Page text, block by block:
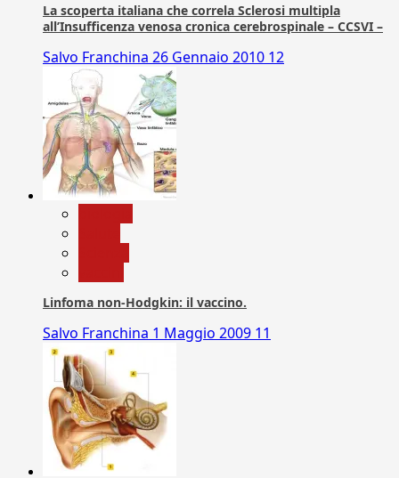
La scoperta italiana che correla Sclerosi multipla
all’Insufficenza venosa cronica cerebrospinale – CCSVI –
Salvo Franchina 26 Gennaio 2010 12
Linfoma non-Hodgkin: il vaccino.
Salvo Franchina 1 Maggio 2009 11